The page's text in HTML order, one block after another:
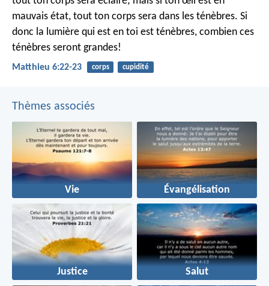
mauvais état, tout ton corps sera dans les ténèbres. Si
donc la lumière qui est en toi est ténèbres, combien ces
ténèbres seront grandes!
Matthieu 6:22-23 corps cupidité
Thèmes associés
Vie Évangélisation
Justice Salut